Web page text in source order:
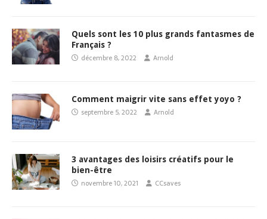
Quels sont les 10 plus grands fantasmes de
Français ?
décembre 8, 2022 Arnold
Comment maigrir vite sans effet yoyo ?
septembre 5, 2022 Arnold
3 avantages des loisirs créatifs pour le
bien-être
novembre 10, 2021 CCsaves